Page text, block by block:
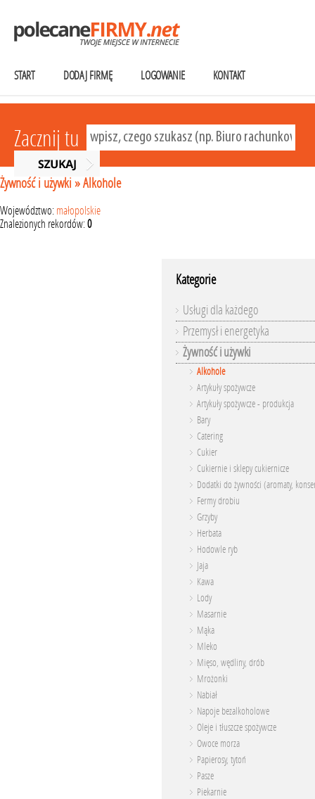
START DODAJ FIRMĘ LOGOWANIE KONTAKT
Zacznij tu
Żywność i używki »Alkohole
Województwo: małopolskie
Znalezionych rekordów:0
Kategorie
Usługi dla każdego
Przemysł i energetyka
Żywność i używki
Alkohole
Artykuły spożywcze
Artykuły spożywcze - produkcja
Bary
Catering
Cukier
Cukiernie i sklepy cukiernicze
Dodatki do żywności (aromaty,
Fermy drobiu
Grzyby
Herbata
Hodowle ryb
Jaja
Kawa
Lody
Masarnie
Mąka
Mleko
Mięso, wędliny, drób
Mrożonki
Nabiał
Napoje bezalkoholowe
Oleje i tłuszcze spożywcze
Owoce morza
Papierosy, tytoń
Pasze
Piekarnie